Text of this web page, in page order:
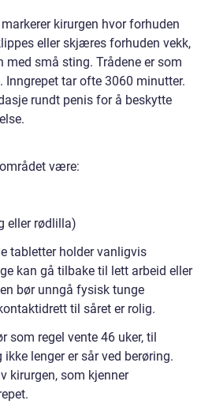
kirurgen hvor forhuden
eller skjæres forhuden vekk,
med små sting. Trådene er som
Inngrepet tar ofte 3060 minutter.
rundt penis for å beskytte
være:
eller rødlilla)
tabletter holder vanligvis
kan gå tilbake til lett arbeid eller
bør unngå fysisk tunge
til såret er rolig.
som regel vente 46 uker, til
lenger er sår ved berøring.
kirurgen, som kjenner